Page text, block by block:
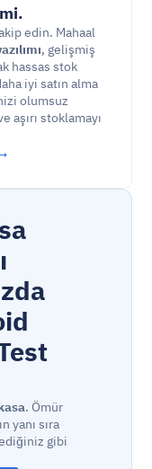
, gelişmiş
hassas stok
iyi satın alma
olumsuz
stoklamayı
. Ömür
yanı sıra
gibi